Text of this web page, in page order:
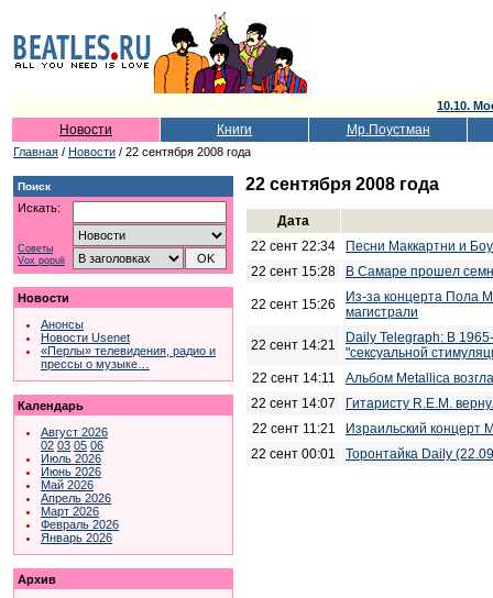
10.10.
Новости Книги Мр.Поустман
Главная / Новости / 22 сентября 2008 года
Поиск
Искать:
Советы
Vox populi
Новости
Анонсы
Новости Usenet
«Перлы» телевидения, радио и
прессы о музыке…
Календарь
Август 2026
02 03 05 06
Июль 2026
Июнь 2026
Май 2026
Апрель 2026
Март 2026
Февраль 2026
Январь 2026
Архив
22 сентября 2008 года
Дата
22 сент 22:34
Песни Маккартни и
22 сент 15:28
В Самаре прошел
22 сент 15:26
Из-за концерта Пола
магистрали
22 сент 14:21
Daily Telegraph: В
"сексуальной
22 сент 14:11
Альбом Metallica
22 сент 14:07
Гитаристу R.E.M.
22 сент 11:21
Израильский концерт
22 сент 00:01
Торонтайка Daily